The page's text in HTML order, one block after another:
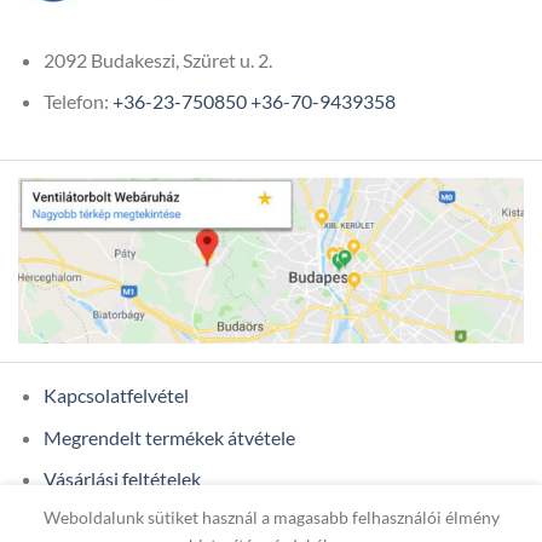
2092 Budakeszi, Szüret u. 2.
Telefon: +36-23-750850+36-70-9439358
Kapcsolatfelvétel
Megrendelt termékek átvétele
Vásárlási feltételek
Ügyfél adatok
Weboldalunk sütiket használ a magasabb felhasználói élmény